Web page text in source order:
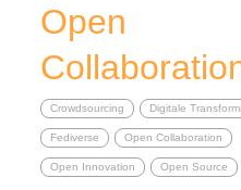
Open
Crowdsourcing Digitale
Fediverse Open Collaboration
Open Innovation Open Source